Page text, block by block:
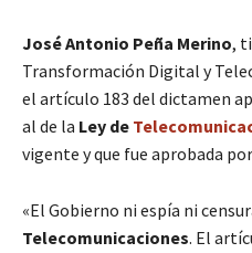
José Antonio Peña Merino,
Transformación Digital y
el artículo 183 del dictamen
al de la Ley de
vigente y que fue aprobada
«El Gobierno ni espía ni
Telecomunicaciones. El